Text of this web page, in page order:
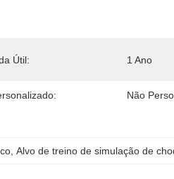
Útil: 1 Ano
Não
, Alvo de treino de simulação de